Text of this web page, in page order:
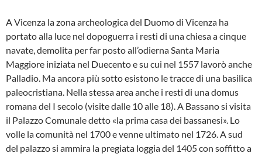
A Vicenza la zona archeologica del Duomo di Vicenza ha
portato alla luce nel dopoguerra i resti di una chiesa a cinque
navate, demolita per far posto all’odierna Santa Maria
Maggiore iniziata nel Duecento e su cui nel 1557 lavorò anche
Palladio. Ma ancora più sotto esistono le tracce di una basilica
paleocristiana. Nella stessa area anche i resti di una domus
romana del I secolo (visite dalle 10 alle 18). A Bassano si visita
il Palazzo Comunale detto «la prima casa dei bassanesi». Lo
volle la comunità nel 1700 e venne ultimato nel 1726. A sud
del palazzo si ammira la pregiata loggia del 1405 con soffitto a